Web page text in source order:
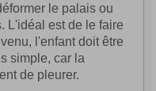
le palais ou
L'idéal est de le faire
l'enfant doit être
simple, car la
de pleurer.